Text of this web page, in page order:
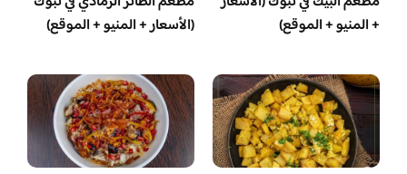
+ المنيو + الموقع)
(الأسعار + المنيو + الموقع)